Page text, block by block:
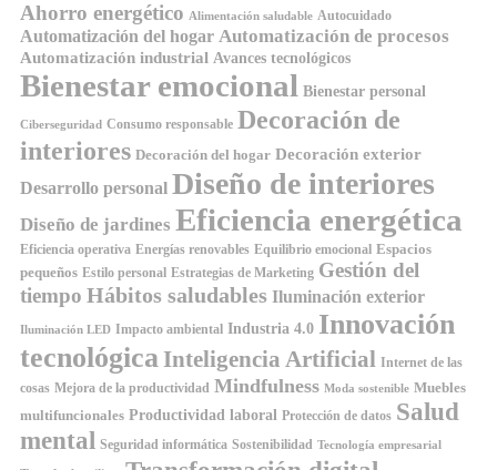
Ahorro energético Alimentación saludable Autocuidado
Automatización del hogar Automatización de procesos
Automatización industrial Avances tecnológicos
Bienestar emocional Bienestar personal
Ciberseguridad Consumo responsable Decoración de
interiores Decoración del hogar Decoración exterior
Desarrollo personal Diseño de interiores
Diseño de jardines Eficiencia energética
Eficiencia operativa Energías renovables Equilibrio emocional Espacios
pequeños Estilo personal Estrategias de Marketing Gestión del
tiempo Hábitos saludables Iluminación exterior
Iluminación LED Impacto ambiental Industria 4.0 Innovación
tecnológica Inteligencia Artificial Internet de las
cosas Mejora de la productividad Mindfulness Moda sostenible Muebles
multifuncionales Productividad laboral Protección de datos Salud
mental Seguridad informática Sostenibilidad Tecnología empresarial